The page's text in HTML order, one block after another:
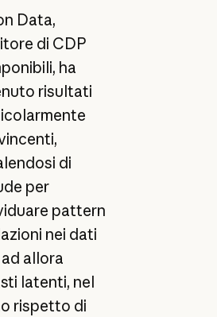
Data,
di CDP
ha
risultati
di
per
pattern
nei dati
allora
latenti, nel
rispetto di